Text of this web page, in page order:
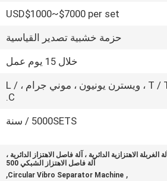
USD$1000~$7000 per set
حزمة خشبية تصدير القياسية
خلال 15 يوم عمل
T / T ، ويسترن يونيون ، موني جرام ، L /
C.
5000SETS / سنة
آلة الغربلة الاهتزازية الدائرية ، آلة فاصل الاهتزاز الدائرية ،
آلة فاصل الاهتزاز الشبكي 500
,
Circular Vibro Separator Machine
,